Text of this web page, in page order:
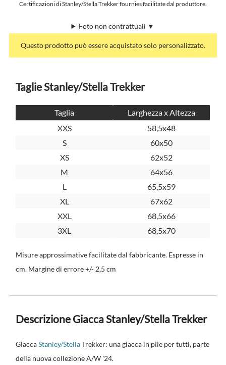
Certificazioni di Stanley/Stella Trekker fournies facilitate dal produttore.
Foto non contrattuali ▼
Questo prodotto può essere acquistato solo personalizzato.
Taglie Stanley/Stella Trekker
Taglia
Larghezza x Altezza
XXS
58,5x48
S
60x50
XS
62x52
M
64x56
L
65,5x59
XL
67x62
XXL
68,5x66
3XL
68,5x70
Misure approssimative facilitate dal fabbricante. Espresse in
cm. Margine di errore +/- 2,5 cm
Descrizione Giacca Stanley/Stella Trekker
GiaccaStanley/StellaTrekker: una giacca in pile per tutti, parte
della nuova collezione A/W '24.